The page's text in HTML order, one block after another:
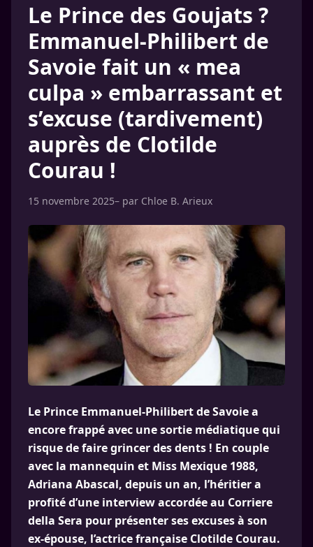
Le Prince des Goujats ?
Emmanuel-Philibert de
Savoie fait un « mea
culpa » embarrassant et
s’excuse (tardivement)
auprès de Clotilde
Courau !
15 novembre 2025– par Chloe B. Arieux
Le Prince Emmanuel-Philibert de Savoie a
encore frappé avec une sortie médiatique qui
risque de faire grincer des dents ! En couple
avec la mannequin et Miss Mexique 1988,
Adriana Abascal, depuis un an, l’héritier a
profité d’une interview accordée au Corriere
della Sera pour présenter ses excuses à son
ex-épouse, l’actrice française Clotilde Courau.